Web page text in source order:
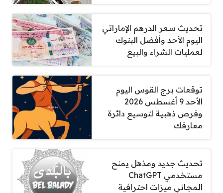
تحديث سعر الدرهم الإماراتي
اليوم الأحد وأفضل البنوك
لعمليات الشراء والبيع
توقعات برج القوس اليوم
الأحد 9 أغسطس 2026
وفرص ذهبية لتوسيع دائرة
معارفك
تحديث جديد ومذهل يمنح
مستخدمي ChatGPT
المجاني ميزات احترافية